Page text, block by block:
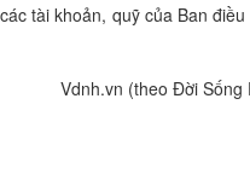
tài khoản, quỹ của Ban
Vdnh.vn (theo Đời Sống